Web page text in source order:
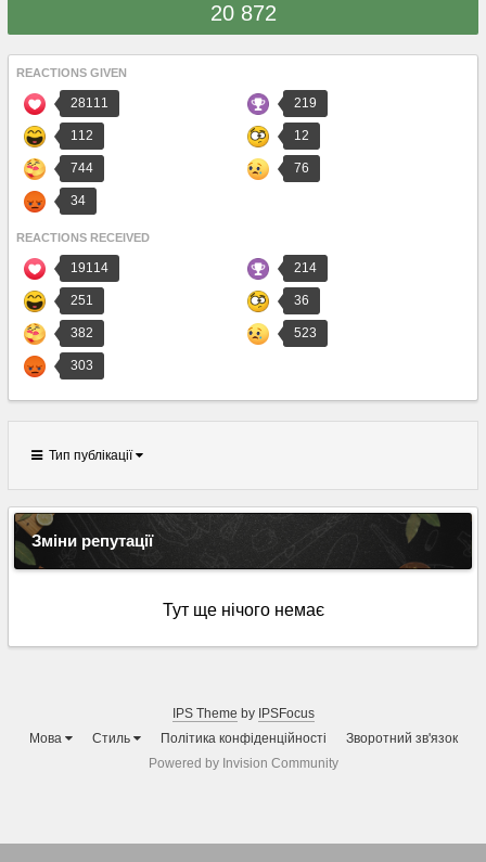
20 872
REACTIONS GIVEN
28111 219
112 12
744 76
34
REACTIONS RECEIVED
19114 214
251 36
382 523
303
Тип публікації
Зміни репутації
Тут ще нічого немає
IPS Theme by IPSFocus
Мова
Стиль Політика конфіденційності
Зворотний зв'язок
Powered by Invision Community